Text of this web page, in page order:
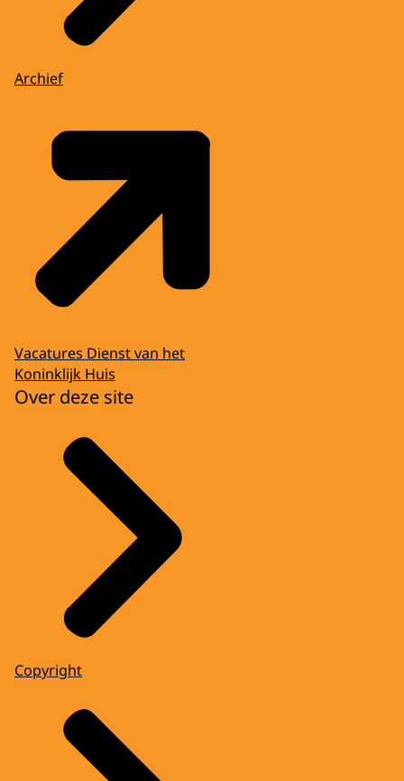
Archief
Vacatures Dienst van het
Koninklijk Huis
Over deze site
Copyright